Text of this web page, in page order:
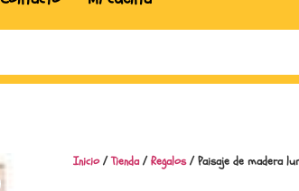
Inicio/Tienda/Regalos/ Paisaje de madera